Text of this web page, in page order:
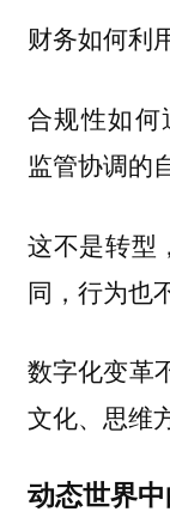
财务如何利
合规性如
监管协调的
这不是转型
同，行为也
数字化变革
文化、思维
动态世界